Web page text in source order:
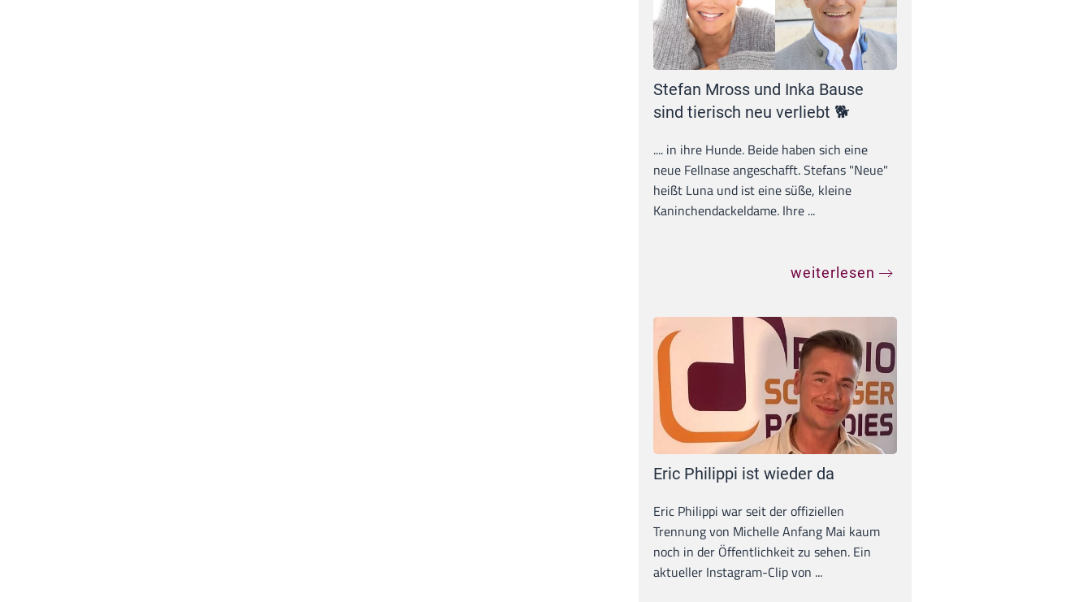
Stefan Mross und Inka Bause
sind tierisch neu verliebt 🐕
.... in ihre Hunde. Beide haben sich eine
neue Fellnase angeschafft. Stefans "Neue"
heißt Luna und ist eine süße, kleine
Kaninchendackeldame. Ihre ...
weiterlesen
Eric Philippi ist wieder da
Eric Philippi war seit der offiziellen
Trennung von Michelle Anfang Mai kaum
noch in der Öffentlichkeit zu sehen. Ein
aktueller Instagram-Clip von ...